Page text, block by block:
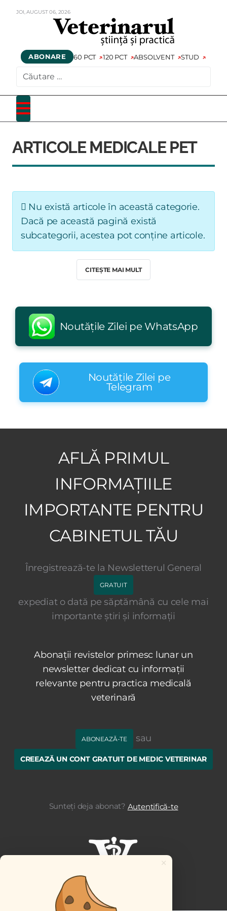
JOI,AUGUST06, 2026
ABONARE 60 PCT 120 PCT ABSOLVENT STUD
ARTICOLE MEDICALE PET
Info
Nu există articole în această categorie.
Dacă pe această pagină există
subcategorii, acestea pot conține articole.
CITEȘTE MAI MULT
Noutățile Zilei pe WhatsApp
Noutățile Zilei pe
Telegram
AFLĂ PRIMUL
INFORMAȚIILE
IMPORTANTE PENTRU
CABINETUL TĂU
Înregistrează-te la Newsletterul General
GRATUIT
expediat o dată pe săptămână cu cele mai
importante știri și informații
Abonații revistelor primesc lunar un
newsletter dedicat cu informații
relevante pentru practica medicală
veterinară
ABONEAZĂ-TE sau
CREEAZĂ UN CONT GRATUIT DE MEDIC VETERINAR
Sunteți deja abonat? Autentifică-te
×